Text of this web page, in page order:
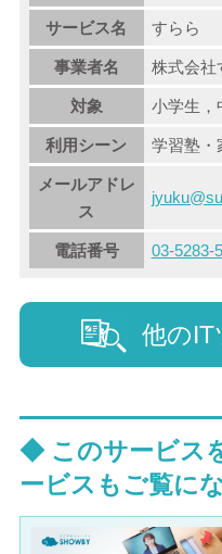
サービス名 すらら
事業者名 株式会社
対象 小学生，
利用シーン 学習塾・
メールアドレ
ス
電話番号 03-5283-
他のIT
◆ このサービス
ービスもご覧に